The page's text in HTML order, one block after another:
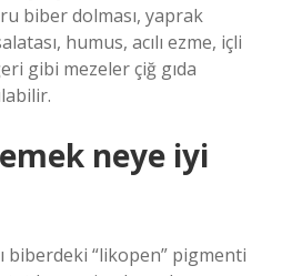
biber dolması, yaprak
humus, acılı ezme, içli
gibi mezeler çiğ gıda
neye iyi
biberdeki “likopen” pigmenti